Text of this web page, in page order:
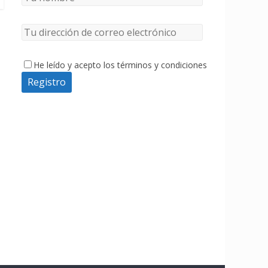
He leído y acepto los términos y condiciones